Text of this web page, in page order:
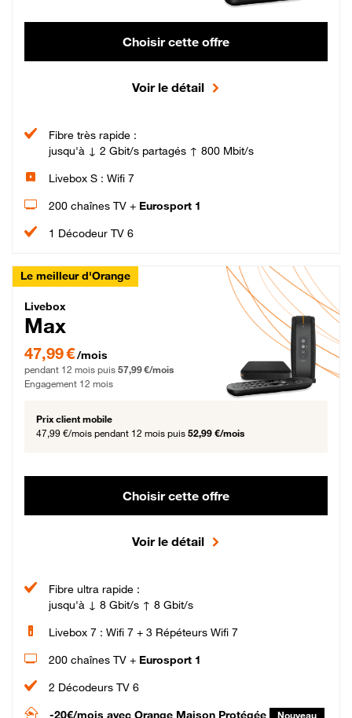
Choisir cette offre
Voir le détail
Fibre très rapide :
jusqu'à ↓ 2 Gbit/s partagés ↑ 800 Mbit/s
Livebox S : Wifi 7
200 chaînes TV + Eurosport 1
1 Décodeur TV 6
Le meilleur d'Orange
Livebox Max Fibre
Livebox
Max
47,99 € par mois pendant 12 mois puis 57,99 € par mois, Engagement 12 mois
47,99 €/mois
pendant 12 mois puis 57,99 €/mois
Engagement 12 mois
Prix client mobile
47,99 €/mois pendant 12 mois puis 52,99 €/mois
Choisir cette offre
Voir le détail
Fibre ultra rapide :
jusqu'à ↓ 8 Gbit/s ↑ 8 Gbit/s
Livebox 7 : Wifi 7 + 3 Répéteurs Wifi 7
200 chaînes TV + Eurosport 1
2 Décodeurs TV 6
-20€/mois avec Orange Maison Protégée Nouveau